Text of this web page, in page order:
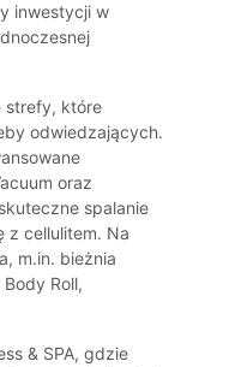
inwestycji w
strefy, które
odwiedzających.
oraz
spalanie
z cellulitem. Na
m.in. bieżnia
Roll,
& SPA, gdzie